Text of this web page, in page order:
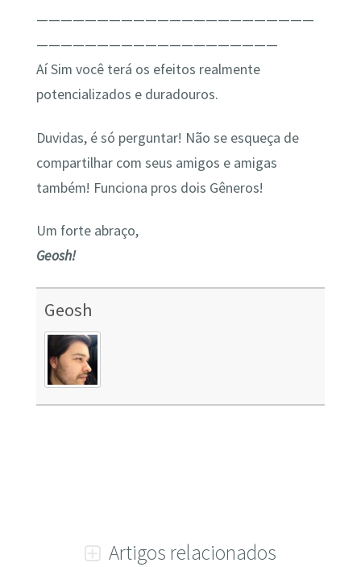
———————————————————————
————————————————————
Aí Sim você terá os efeitos realmente
potencializados e duradouros.
Duvidas, é só perguntar! Não se esqueça de
compartilhar com seus amigos e amigas
também! Funciona pros dois Gêneros!
Um forte abraço,
Geosh!
Geosh
Artigos relacionados